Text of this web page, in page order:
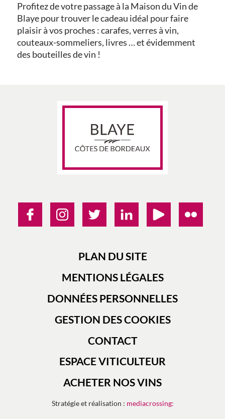
Profitez de votre passage à la Maison du Vin de
Blaye pour trouver le cadeau idéal pour faire
plaisir à vos proches : carafes, verres à vin,
couteaux-sommeliers, livres … et évidemment
des bouteilles de vin !
PLAN DU SITE
MENTIONS LÉGALES
DONNÉES PERSONNELLES
GESTION DES COOKIES
CONTACT
ESPACE VITICULTEUR
ACHETER NOS VINS
Stratégie et réalisation : mediacrossing: